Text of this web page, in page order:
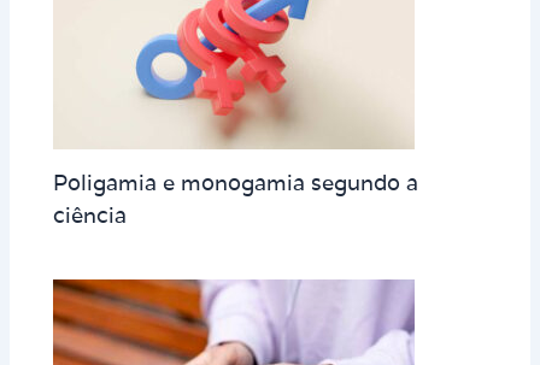
Poligamia e monogamia segundo a
ciência